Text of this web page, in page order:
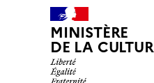
MINISTÈRE
DE LA